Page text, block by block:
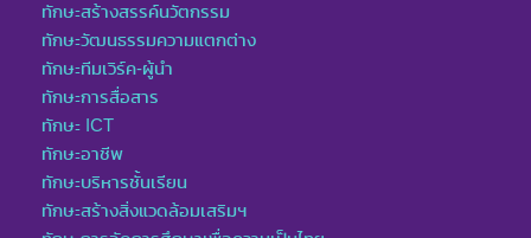
ทักษะสร้างสรรค์นวัตกรรม
ทักษะวัฒนธรรมความแตกต่าง
ทักษะทีมเวิร์ค-ผู้นำ
ทักษะการสื่อสาร
ทักษะ ICT
ทักษะอาชีพ
ทักษะบริหารชั้นเรียน
ทักษะสร้างสิ่งแวดล้อมเสริมฯ